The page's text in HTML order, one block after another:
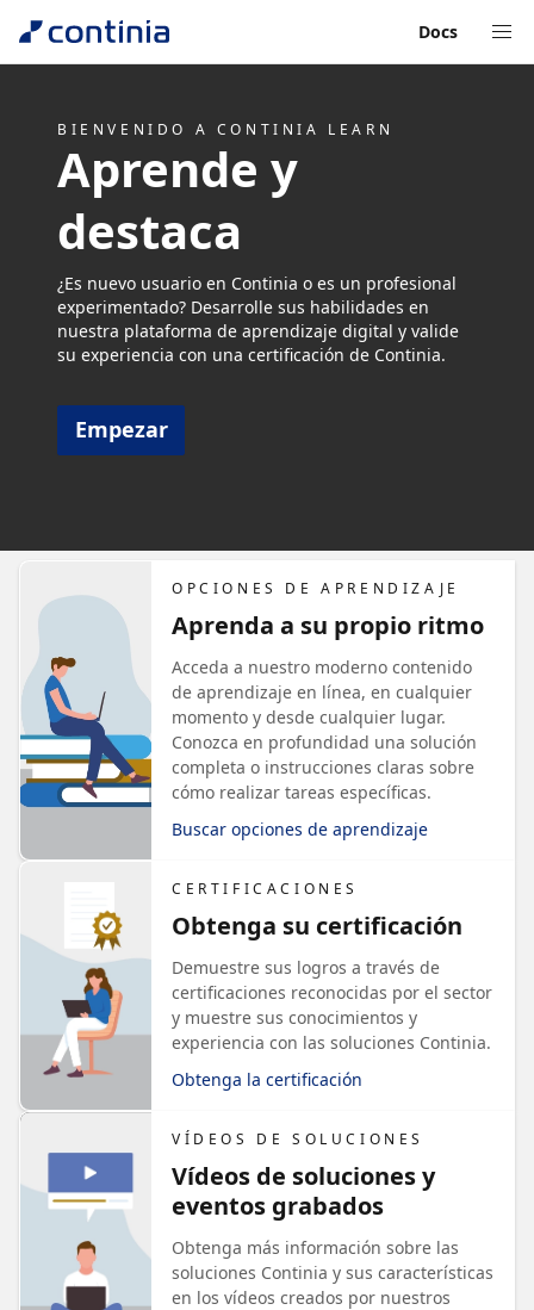
Docs
BIENVENIDO A CONTINIA LEARN
Aprende y
destaca
¿Es nuevo usuario en Continia o es un profesional
experimentado? Desarrolle sus habilidades en
nuestra plataforma de aprendizaje digital y valide
su experiencia con una certificación de Continia.
Empezar
OPCIONES DE APRENDIZAJE
Aprenda a su propio ritmo
Acceda a nuestro moderno contenido
de aprendizaje en línea, en cualquier
momento y desde cualquier lugar.
Conozca en profundidad una solución
completa o instrucciones claras sobre
cómo realizar tareas específicas.
Buscar opciones de aprendizaje
CERTIFICACIONES
Obtenga su certificación
Demuestre sus logros a través de
certificaciones reconocidas por el sector
y muestre sus conocimientos y
experiencia con las soluciones Continia.
Obtenga la certificación
VÍDEOS DE SOLUCIONES
Vídeos de soluciones y
eventos grabados
Obtenga más información sobre las
soluciones Continia y sus características
en los vídeos creados por nuestros